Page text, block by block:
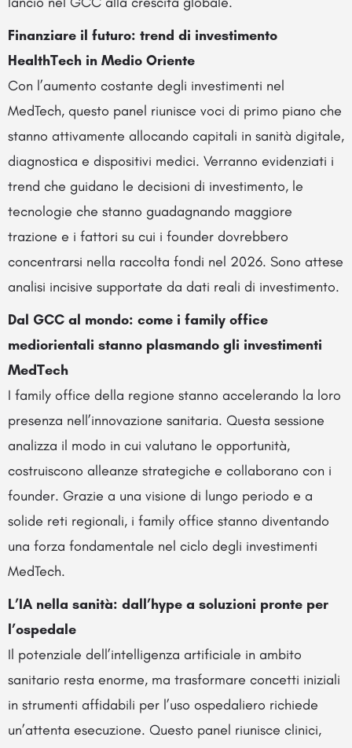
Finanziare il futuro: trend di investimento
HealthTech in Medio Oriente
Con l’aumento costante degli investimenti nel
MedTech, questo panel riunisce voci di primo piano che
stanno attivamente allocando capitali in sanità digitale,
diagnostica e dispositivi medici. Verranno evidenziati i
trend che guidano le decisioni di investimento, le
tecnologie che stanno guadagnando maggiore
trazione e i fattori su cui i founder dovrebbero
concentrarsi nella raccolta fondi nel 2026. Sono attese
analisi incisive supportate da dati reali di investimento.
Dal GCC al mondo: come i family office
mediorientali stanno plasmando gli investimenti
MedTech
I family office della regione stanno accelerando la loro
presenza nell’innovazione sanitaria. Questa sessione
analizza il modo in cui valutano le opportunità,
costruiscono alleanze strategiche e collaborano con i
founder. Grazie a una visione di lungo periodo e a
solide reti regionali, i family office stanno diventando
una forza fondamentale nel ciclo degli investimenti
MedTech.
L’IA nella sanità: dall’hype a soluzioni pronte per
l’ospedale
Il potenziale dell’intelligenza artificiale in ambito
sanitario resta enorme, ma trasformare concetti iniziali
in strumenti affidabili per l’uso ospedaliero richiede
un’attenta esecuzione. Questo panel riunisce clinici,